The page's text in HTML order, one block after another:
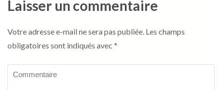
Laisser un commentaire
Votre adresse e-mail ne sera pas publiée. Les champs
obligatoires sont indiqués avec *
Commentaire